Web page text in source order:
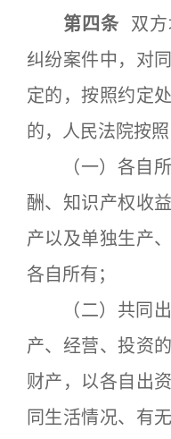
第四条 双
纠纷案件中，对
定的，按照约定
的，人民法院按
（一）各自所
酬、知识产权收
产以及单独生产
各自所有；
（二）共同出
产、经营、投资
财产，以各自出
同生活情况、有